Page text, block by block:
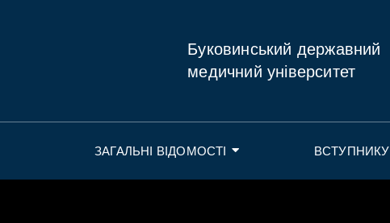
Буковинський державний
медичний університет
ЗАГАЛЬНІ ВІДОМОСТІ ВСТУПНИКУ